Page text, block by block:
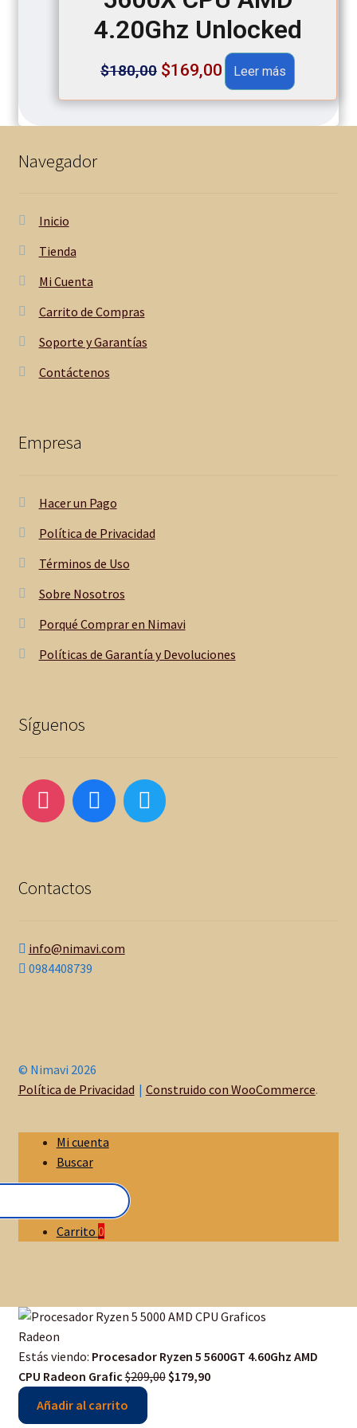
4.20Ghz Unlocked
$180,00 Original
$169,00Current
price
Leer más
Navegador
Inicio
Tienda
Mi Cuenta
Carrito de Compras
Soporte y Garantías
Contáctenos
Empresa
Hacer un Pago
Política de Privacidad
Términos de Uso
Sobre Nosotros
Porqué Comprar en Nimavi
Políticas de Garantía y Devoluciones
Síguenos
Contactos
info@nimavi.com
0984408739
© Nimavi 2026
Política de Privacidad
Construido con WooCommerce.
Mi cuenta
Buscar
Carrito 0
Estás viendo: Procesador Ryzen 5 5600GT 4.60Ghz AMD
CPU Radeon Grafic$209,00 Original
$179,90Current
Añadir al carrito